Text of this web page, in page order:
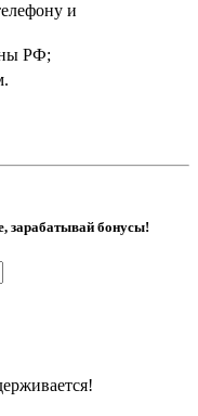
и
РФ;
зарабатывай бонусы!